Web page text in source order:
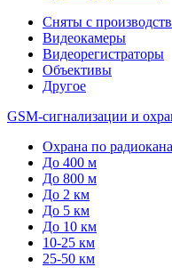
Сняты с
Видеокамеры
Видеорегистраторы
Объективы
Другое
GSM-сигнализации и
Охрана по
До 400 м
До 800 м
До 2 км
До 5 км
До 10 км
10-25 км
25-50 км